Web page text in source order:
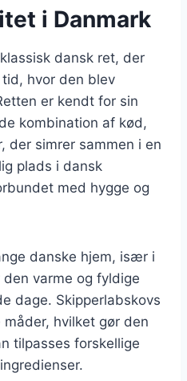
i Danmark
dansk ret, der
hvor den blev
er kendt for sin
kombination af kød,
der simrer sammen i en
plads i dansk
med hygge og
danske hjem, især i
varme og fyldige
dage. Skipperlabskovs
hvilket gør den
tilpasses forskellige